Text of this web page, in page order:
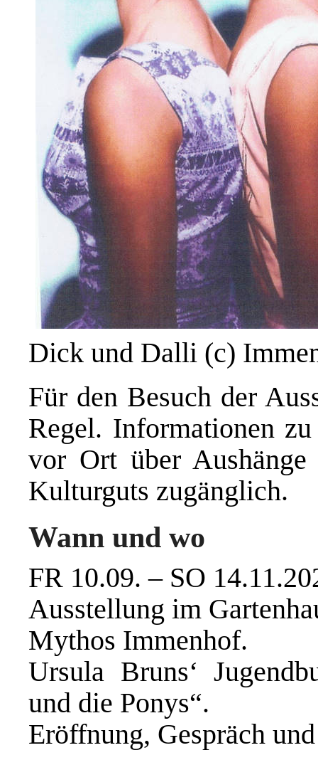
Dick und Dalli (c)
Für den Besuch der
Regel. Informationen
vor Ort über
Kulturguts zugänglich.
Wann und wo
FR 10.09. – SO
Ausstellung im
Mythos Immenhof.
Ursula Bruns‘
und die Ponys“.
Eröffnung, Gespräch